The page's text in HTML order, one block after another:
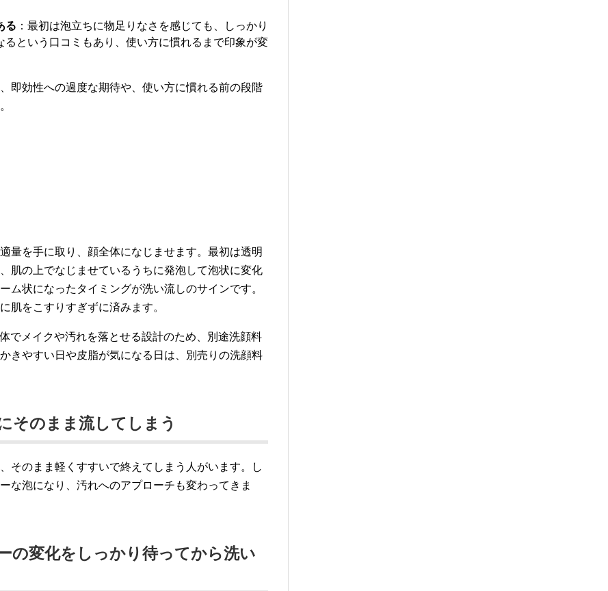
る ：最初は泡立ちに物足りなさを感じても、しっかり
という口コミもあり、使い方に慣れるまで印象が変
即効性への過度な期待や、使い方に慣れる前の段階
量を手に取り、顔全体になじませます。最初は透明
肌の上でなじませているうちに発泡して泡状に変化
ム状になったタイミングが洗い流しのサインです。
肌をこすりすぎずに済みます。
でメイクや汚れを落とせる設計のため、別途洗顔料
きやすい日や皮脂が気になる日は、別売りの洗顔料
そのまま流してしまう
そのまま軽くすすいで終えてしまう人がいます。し
な泡になり、汚れへのアプローチも変わってきま
の変化をしっかり待ってから洗い